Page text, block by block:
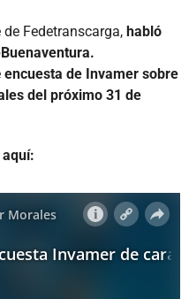
Fedetranscarga, habló
encuesta de Invamer sobre
del próximo 31 de